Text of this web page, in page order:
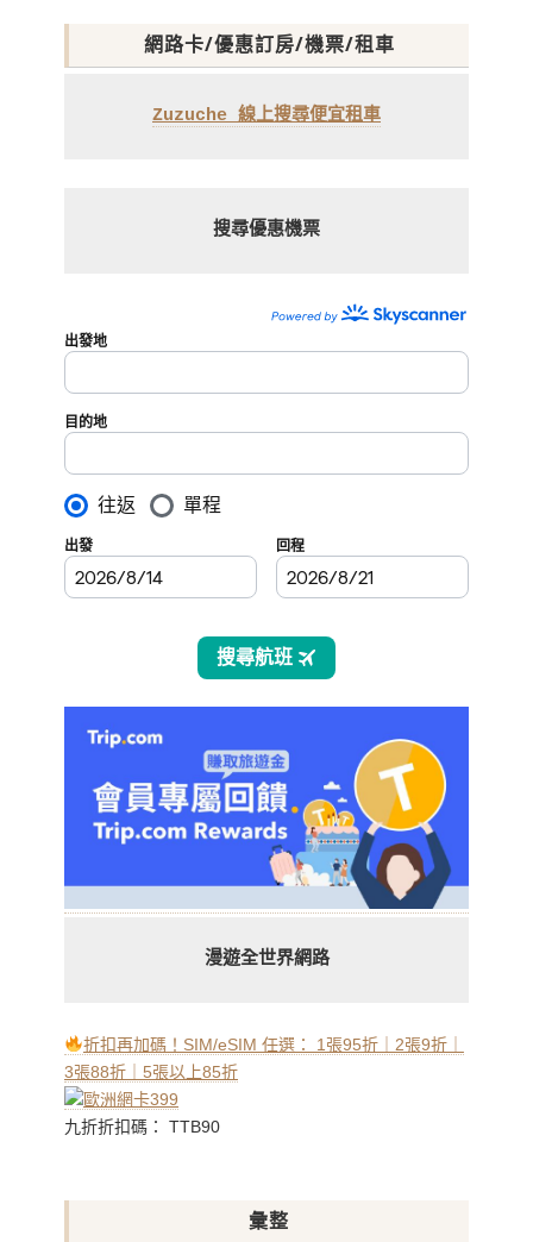
網路卡/優惠訂房/機票/租車
Zuzuche 線上搜尋便宜租車
搜尋優惠機票
漫遊全世界網路
折扣再加碼！SIM/eSIM 任選： 1張95折｜2張9折｜
3張88折｜5張以上85折
九折折扣碼： TTB90
彙整